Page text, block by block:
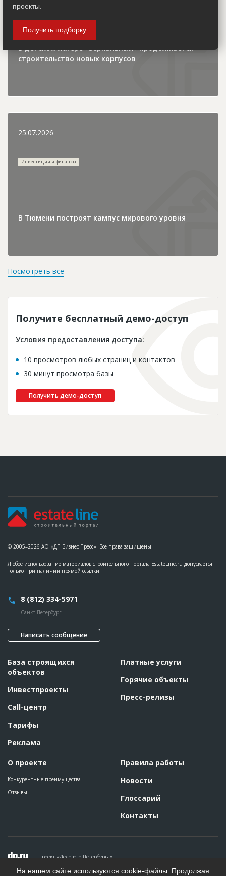
В детском лагере «Зеркальный» продолжается
строительство новых корпусов
25.07.2026
Инвестиции и финансы
В Тюмени построят кампус мирового уровня
Посмотреть все
Получите бесплатный демо-доступ
Условия предоставления доступа:
10 просмотров любых страниц и контактов
30 минут просмотра базы
Получить демо-доступ
© 2005–2026 АО «ДП Бизнес Пресс». Все права защищены
Любое использование материалов строительного портала EstateLine.ru допускается
только при наличии прямой ссылки.
8 (812) 334-5971
Санкт-Петербург
Написать сообщение
База строящихся
объектов
Инвестпроекты
Call-центр
Тарифы
Реклама
О проекте
Конкурентные преимущества
Отзывы
Платные услуги
Горячие объекты
Пресс-релизы
Правила работы
Новости
Глоссарий
Контакты
Проект «Делового Петербурга»
Политика конфиденциальности
На нашем сайте используются cookie-файлы. Продолжая
проекты.
Получить подборку